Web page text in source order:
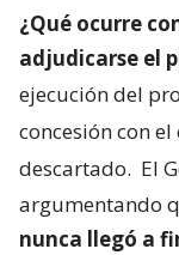
¿Qué ocurre
adjudicarse el
ejecución del
concesión con
descartado. El
argumentando
nunca llegó a